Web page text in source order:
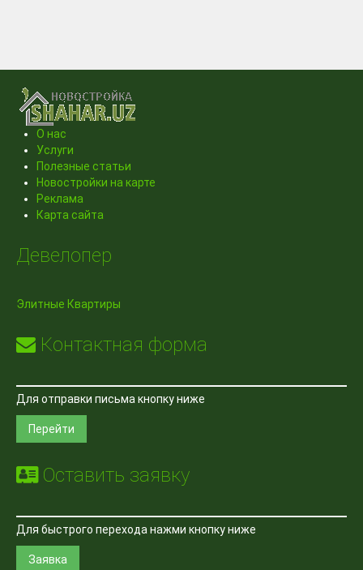
О нас
Услуги
Полезные статьи
Новостройки на карте
Реклама
Карта сайта
Девелопер
Элитные Квартиры
Контактная форма
Для отправки письма кнопку ниже
Перейти
Оставить заявку
Для быстрого перехода нажми кнопку ниже
Заявка